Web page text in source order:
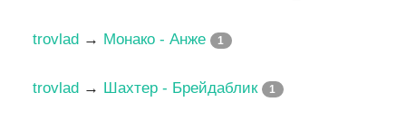
trovlad→ Монако - Анже 1
trovlad → Шахтер - Брейдаблик 1